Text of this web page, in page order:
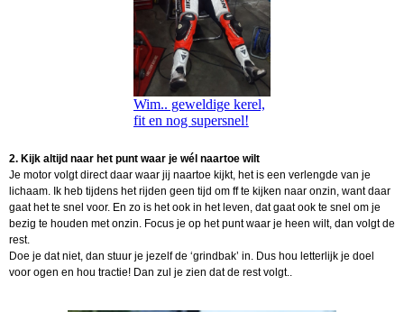
Wim.. geweldige kerel,
fit en nog supersnel!
2. Kijk altijd naar het punt waar je wél naartoe wilt
Je motor volgt direct daar waar jij naartoe kijkt, het is een verlengde van je
lichaam. Ik heb tijdens het rijden geen tijd om ff te kijken naar onzin, want daar
gaat het te snel voor. En zo is het ook in het leven, dat gaat ook te snel om je
bezig te houden met onzin. Focus je op het punt waar je heen wilt, dan volgt de
rest.
Doe je dat niet, dan stuur je jezelf de ‘grindbak’ in. Dus hou letterlijk je doel
voor ogen en hou tractie! Dan zul je zien dat de rest volgt..